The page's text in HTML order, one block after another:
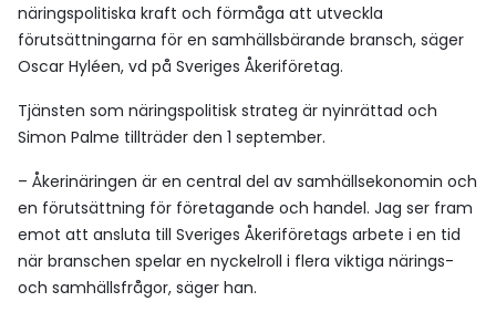
näringspolitiska kraft och förmåga att utveckla
förutsättningarna för en samhällsbärande bransch, säger
Oscar Hyléen, vd på Sveriges Åkeriföretag.
Tjänsten som näringspolitisk strateg är nyinrättad och
Simon Palme tillträder den 1 september.
– Åkerinäringen är en central del av samhällsekonomin och
en förutsättning för företagande och handel. Jag ser fram
emot att ansluta till Sveriges Åkeriföretags arbete i en tid
när branschen spelar en nyckelroll i flera viktiga närings-
och samhällsfrågor, säger han.